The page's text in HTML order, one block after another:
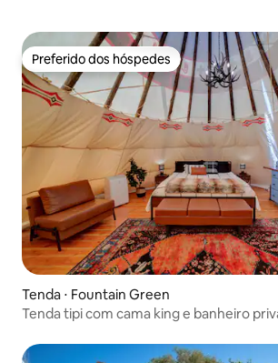
Preferido dos hóspedes
Preferido dos hóspedes
Tenda ⋅ Fountain Green
Tenda tipi com cama king e banheiro